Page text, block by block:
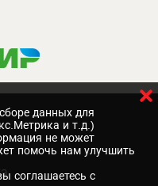
данных для
и т.д.)
не может
помочь нам улучшить
соглашаетесь с